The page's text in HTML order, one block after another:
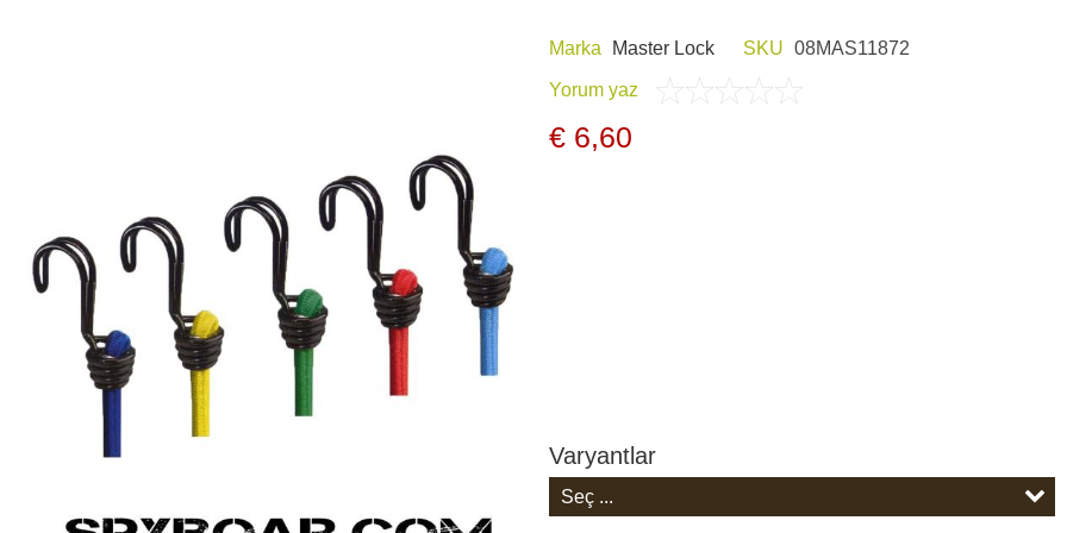
AV KIYAFETLERI
VE
AKÜLER VE PILLER
GÜNEŞ PANELLERI VE ŞARJ
CIHAZLARI
Marka Master Lock SKU 08MAS11872
Yorum yaz
€ 6,60
Varyantlar